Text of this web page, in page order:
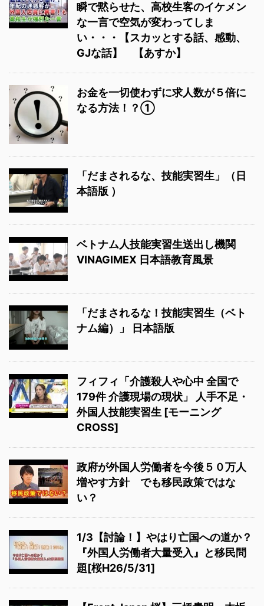
瞬で黙らせた、高校生客のイケメン
な一言で空気が変わってしま
い・・・【スカッとする話、感動、
GJな話】 【あすか】
お金を一切使わずに求人数が５倍に
なる方法！？①
「だまされるな、技能実習生」（日
本語版 ）
ベトナム人技能実習生送出し機関
VINAGIMEX 日本語教育風景
「だまされるな！技能実習生（ベト
ナム編）」 日本語版
フィフィ「介護殺人や心中 全国で
179件 介護現場の現状」 人手不足・
外国人技能実習生 [モーニング
CROSS]
政府が外国人労働者を今後５０万人
増やす方針 でも移民政策ではな
い？
1/3【討論！】やはり亡国への道か？
『外国人労働者大量受入』と移民問
題[桜H26/5/31]